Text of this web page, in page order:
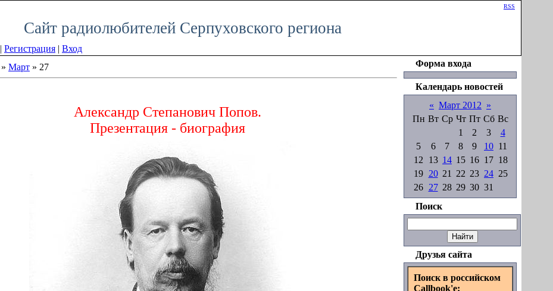
RSS
Сайт радиолюбителей Серпуховского региона
| Регистрация | Вход
» Март » 27
Александр Степанович Попов.
Презентация - биография
Форма входа
Календарь новостей
« Март 2012 »
Пн Вт Ср Чт Пт Сб Вс
1
2 3
4
5
6 7 8 9 10 11
12
13 14 15 16 17 18
19 20 21 22 23 24 25
26 27 28 29 30 31
Поиск
Друзья сайта
Поиск в российском
Callbook'e: